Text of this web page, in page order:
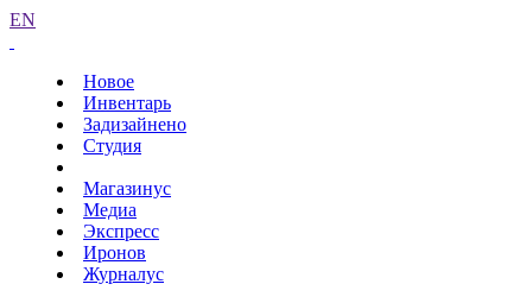
EN
Новое
Инвентарь
Задизайнено
Студия
Магазинус
Медиа
Экспресс
Иронов
Журналус